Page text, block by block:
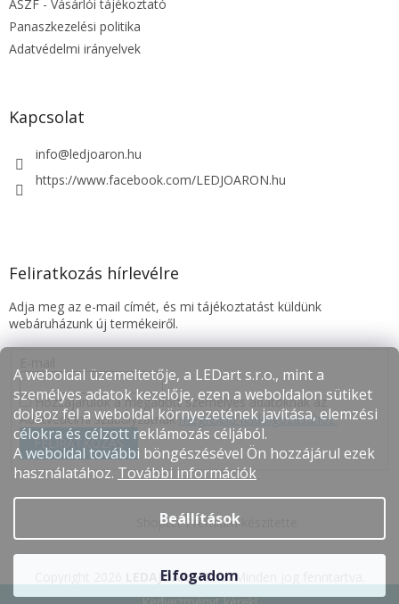
A weboldal üzemeltetője, a LEDart s.r.o., mint a
személyes adatok kezelője, ezen a weboldalon sütiket
dolgoz fel a weboldal környezetének javítása, elemzési
célokra és célzott reklámozás céljából.
A weboldal további böngészésével Ön hozzájárul ezek
használatához. További információk
Beállítások
Elfogadom
ÁSZF - Vásárlói tájékoztató
Panaszkezelési politika
Adatvédelmi irányelvek
Kapcsolat
info@ledjoaron.hu
https://www.facebook.com/LEDJOARON.hu
Feliratkozás hírlevélre
Adja meg az e-mail címét, és mi tájékoztatást küldünk
webáruházunk új termékeiről.
Hozzájárulok a megadott személyes adatoknak az
Adatvédelmi szabályzatnakmegfelelő feldolgozásához.
FELIRATKOZÁS
Shoptet Premium készítette
LEDAJÓÁRON.hu. Minden jog fenntartva.